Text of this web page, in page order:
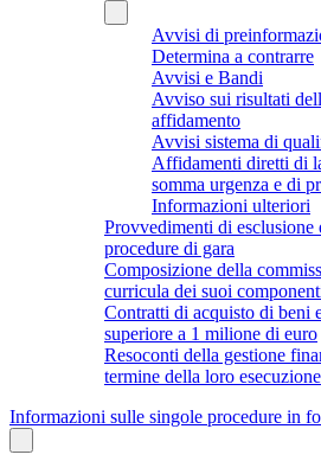
Avvisi di
Determina a contrarre
Avvisi e Bandi
Avviso sui risultati
affidamento
Avvisi sistema di
Affidamenti diretti di
somma urgenza e di
Informazioni ulteriori
Provvedimenti di esclusione
procedure di gara
Composizione della
curricula dei suoi
Contratti di acquisto di beni
superiore a 1 milione di euro
Resoconti della gestione
termine della loro esecuzione
Informazioni sulle singole procedure in